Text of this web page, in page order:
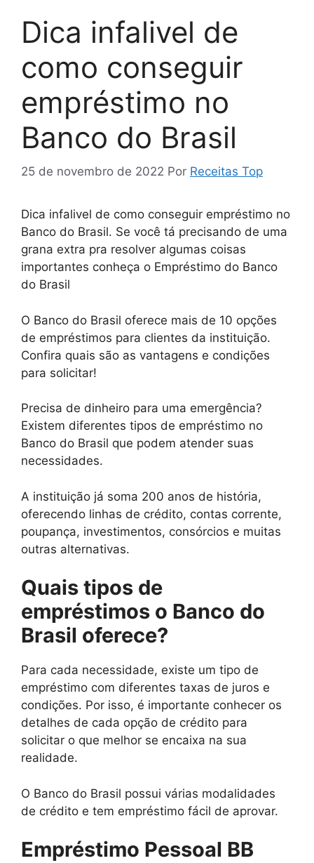
Dica infalivel de
como conseguir
empréstimo no
Banco do Brasil
25 de novembro de 2022 Por Receitas Top
Dica infalivel de como conseguir empréstimo no
Banco do Brasil. Se você tá precisando de uma
grana extra pra resolver algumas coisas
importantes conheça o Empréstimo do Banco
do Brasil
O Banco do Brasil oferece mais de 10 opções
de empréstimos para clientes da instituição.
Confira quais são as vantagens e condições
para solicitar!
Precisa de dinheiro para uma emergência?
Existem diferentes tipos de empréstimo no
Banco do Brasil que podem atender suas
necessidades.
A instituição já soma 200 anos de história,
oferecendo linhas de crédito, contas corrente,
poupança, investimentos, consórcios e muitas
outras alternativas.
Quais tipos de
empréstimos o Banco do
Brasil oferece?
Para cada necessidade, existe um tipo de
empréstimo com diferentes taxas de juros e
condições. Por isso, é importante conhecer os
detalhes de cada opção de crédito para
solicitar o que melhor se encaixa na sua
realidade.
O Banco do Brasil possui várias modalidades
de crédito e tem empréstimo fácil de aprovar.
Empréstimo Pessoal BB